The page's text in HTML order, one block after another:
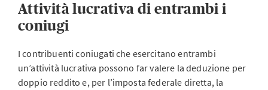
Attività lucrativa di entrambi i
coniugi
I contribuenti coniugati che esercitano entrambi
un’attività lucrativa possono far valere la deduzione per
doppio reddito e, per l’imposta federale diretta, la